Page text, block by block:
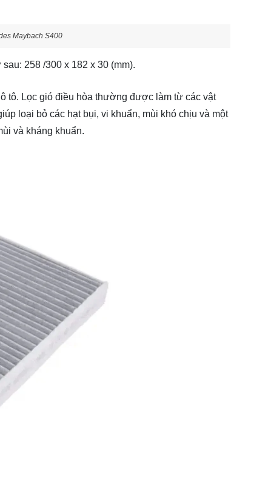
Maybach S400
258 /300 x 182 x 30 (mm).
tô. Lọc gió điều hòa thường được làm từ các vật
loại bỏ các hạt bụi, vi khuẩn, mùi khó chịu và một
và kháng khuẩn.